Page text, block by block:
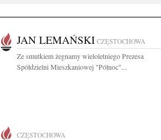
JAN LEMAŃSKI CZĘSTOCHOWA
Ze smutkiem żegnamy wieloletniego Prezesa
Spółdzielni Mieszkaniowej "Północ"...
CZĘSTOCHOWA